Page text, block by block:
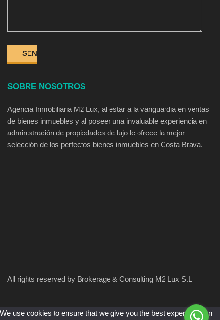
SOBRE NOSOTROS
Agencia Inmobiliaria M2 Lux, al estar a la vanguardia en ventas
de bienes inmuebles y al poseer una invaluable experiencia en
administración de propiedades de lujo le ofrece la mejor
selección de los perfectos bienes inmuebles en Costa Brava.
All rights reserved by Brokerage & Consulting M2 Lux S.L.
We use cookies to ensure that we give you the best experience on